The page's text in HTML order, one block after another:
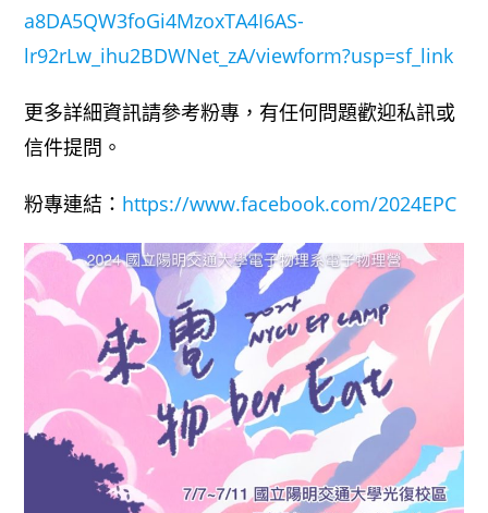
a8DA5QW3foGi4MzoxTA4I6AS-
lr92rLw_ihu2BDWNet_zA/viewform?usp=sf_link
更多詳細資訊請參考粉專，有任何問題歡迎私訊或
信件提問。
粉專連結： https://www.facebook.com/2024EPC